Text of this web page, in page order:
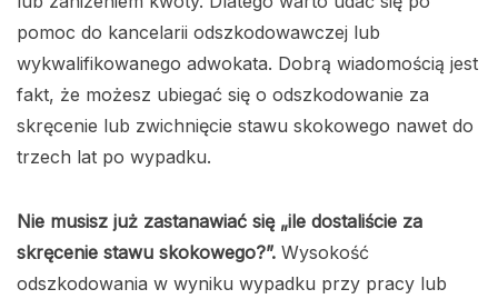
pomoc do kancelarii odszkodowawczej lub
wykwalifikowanego adwokata. Dobrą wiadomością jest
fakt, że możesz ubiegać się o odszkodowanie za
skręcenie lub zwichnięcie stawu skokowego nawet do
trzech lat po wypadku.
Nie musisz już zastanawiać się „ile dostaliście za
skręcenie stawu skokowego?”. Wysokość
odszkodowania w wyniku wypadku przy pracy lub